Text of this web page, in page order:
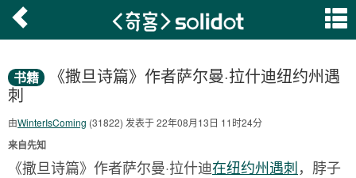
书籍
《撒旦诗篇》作者萨尔曼·拉什迪纽约州遇
刺
由WinterIsComing (31822) 发表于 22年08月13日 11时24分
来自先知
《撒旦诗篇》作者萨尔曼·拉什迪在纽约州遇刺，脖子